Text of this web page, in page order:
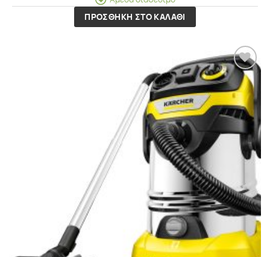
ΠΡΟΣΘΗΚΗ ΣΤΟ ΚΑΛΑΘΙ
Προσθήκη
στα
Αγαπημένα